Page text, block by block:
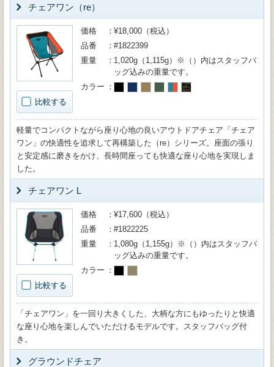
チェアワン（re）
比較する
価格
¥18,000（税込）
品番
#1822399
重量
1,020g（1,115g）※（）内はスタッフバ
ッグ込みの重量です。
カラー
軽量でコンパクトながら座り心地の良いアウトドアチェア「チェア
ワン」の快適性を追求して再構築した（re）シリーズ。座面の張り
と安定感に磨きをかけ、長時間座っても快適な座り心地を実現しま
した。
チェアワン L
比較する
価格
¥17,600（税込）
品番
#1822225
重量
1,080g（1,155g）※（）内はスタッフバ
ッグ込みの重量です。
カラー
「チェアワン」を一回り大きくした、大柄な方にもゆったりと快適
な座り心地を楽しんでいただけるモデルです。スタッフバッグ付
き。
グラウンドチェア